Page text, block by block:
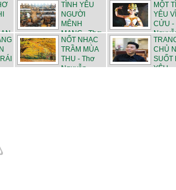
TÌNH YÊU
NGƯỜI
MÊNH
MANG - Thơ
Nguy...
MỘT
YÊU
CỬU -
NỐT NHẠC
TRẦM MÙA
THU - Thơ
Nguyễn ...
CHỦ
SUỐT
YÊU -